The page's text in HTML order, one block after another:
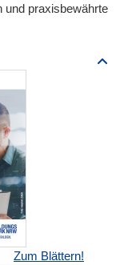
und praxisbewährte
Zum Blättern!